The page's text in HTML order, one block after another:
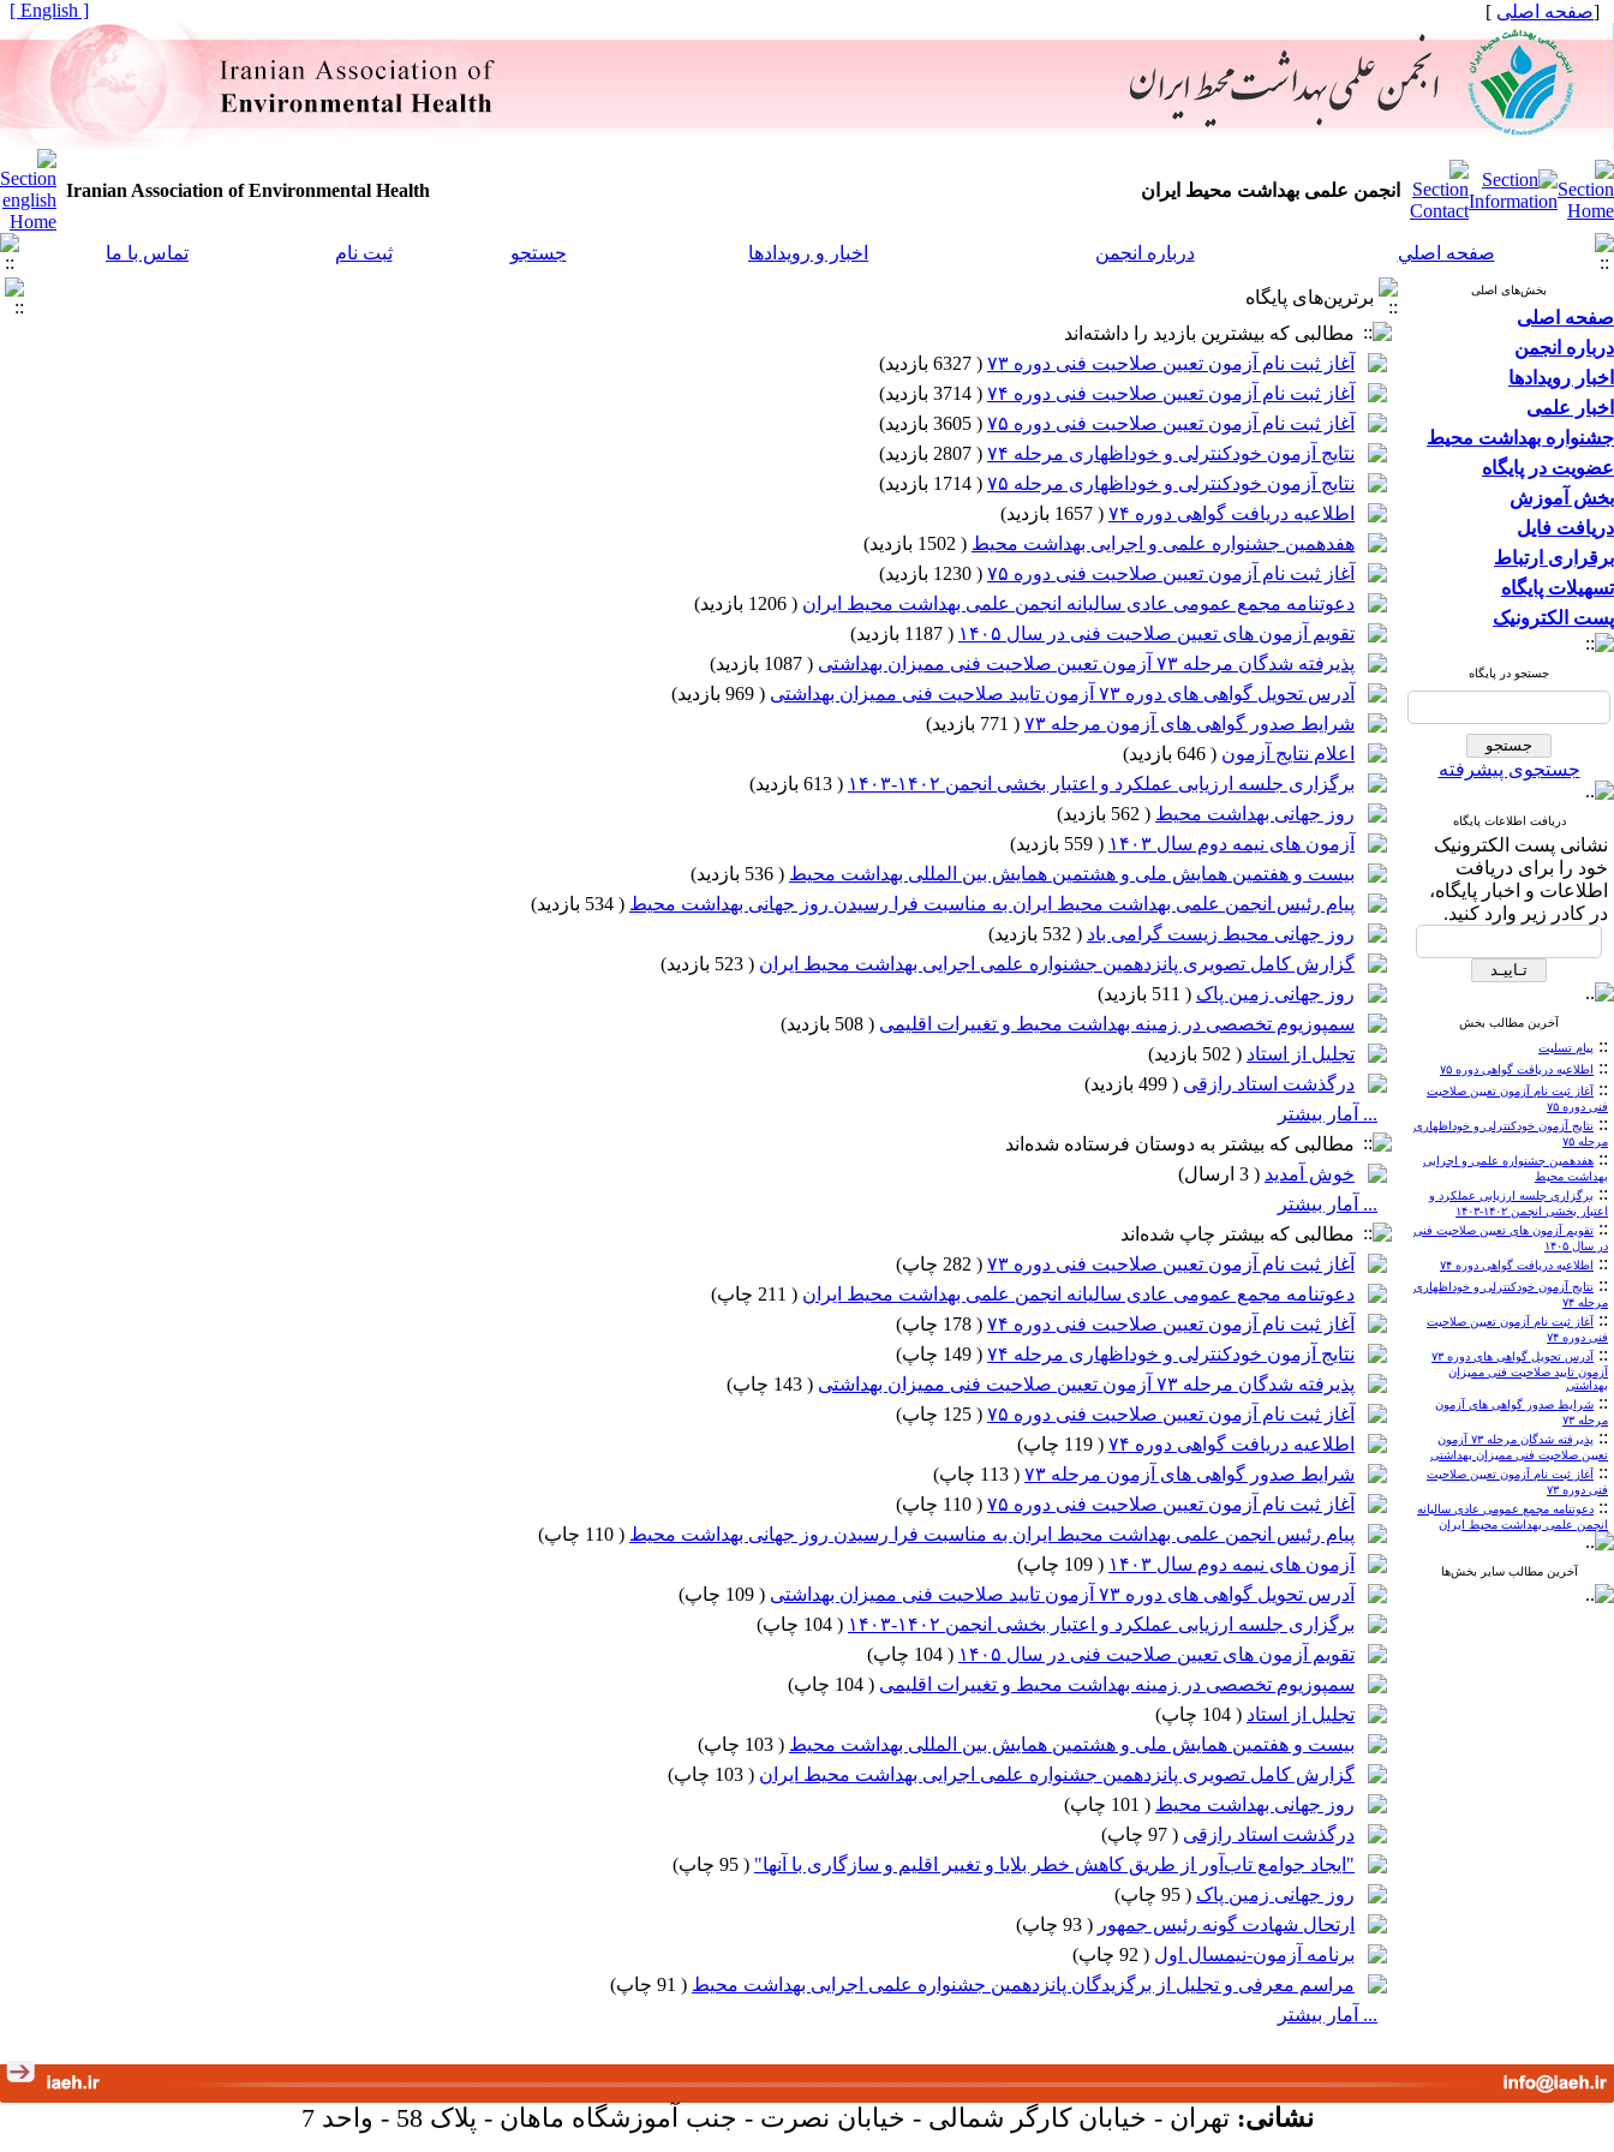
[صفحه اصلی ]
[ English ]
انجمن علمی بهداشت محیط ایران Iranian Association of Environmental Health
صفحه اصلي درباره انجمن اخبار و رویدادها جستجو ثبت نام تماس با ما
بخش‌های اصلی
صفحه اصلی
درباره انجمن
اخبار رویدادها
اخبار علمی
جشنواره بهداشت محیط
عضویت در پایگاه
بخش آموزش
دریافت فایل
برقراری ارتباط
تسهیلات پایگاه
پست الکترونیک
جستجو در پایگاه
جستجوی پیشرفته
دریافت اطلاعات پایگاه
نشانی پست الکترونیک
خود را برای دریافت
اطلاعات و اخبار پایگاه،
در کادر زیر وارد کنید.
آخرین مطالب بخش
:: پیام تسلیت
:: اطلاعیه دریافت گواهی دوره ۷۵
:: آغاز ثبت نام آزمون تعیین صلاحیت
فنی دوره ۷۵
:: نتایج آزمون خودکنترلی و خوداظهاری
مرحله ۷۵
:: هفدهمین جشنواره علمی و اجرایی
بهداشت محیط
:: برگزاری جلسه ارزیابی عملکرد و
اعتبار بخشی انجمن ۱۴۰۲-۱۴۰۳
:: تقویم آزمون های تعیین صلاحیت فنی
در سال ۱۴۰۵
:: اطلاعیه دریافت گواهی دوره ۷۴
:: نتایج آزمون خودکنترلی و خوداظهاری
مرحله ۷۴
:: آغاز ثبت نام آزمون تعیین صلاحیت
فنی دوره ۷۴
::
آدرس تحویل گواهی های دوره ۷۳
آزمون تایید صلاحیت فنی ممیزان
بهداشتی
:: شرایط صدور گواهی های آزمون
مرحله ۷۳
::
پذیرفته شدگان مرحله ۷۳ آزمون
تعیین صلاحیت فنی ممیزان بهداشتی
:: آغاز ثبت نام آزمون تعیین صلاحیت
فنی دوره ۷۳
:: دعوتنامه مجمع عمومی عادی سالیانه
انجمن علمی بهداشت محیط ایران
آخرین مطالب سایر بخش‌ها
برترین‌های پایگاه
مطالبی که بیشترین بازدید را داشته‌اند
آغاز ثبت نام آزمون تعیین صلاحیت فنی دوره ۷۳
(
)
آغاز ثبت نام آزمون تعیین صلاحیت فنی دوره ۷۴
(
)
آغاز ثبت نام آزمون تعیین صلاحیت فنی دوره ۷۵
(
)
نتایج آزمون خودکنترلی و خوداظهاری مرحله ۷۴
(
)
نتایج آزمون خودکنترلی و خوداظهاری مرحله ۷۵
(
)
اطلاعیه دریافت گواهی دوره ۷۴
(
)
هفدهمین جشنواره علمی و اجرایی بهداشت محیط (
)
آغاز ثبت نام آزمون تعیین صلاحیت فنی دوره ۷۵
(
)
دعوتنامه مجمع عمومی عادی سالیانه انجمن علمی بهداشت محیط ایران (
)
تقویم آزمون های تعیین صلاحیت فنی در سال ۱۴۰۵
(
)
پذیرفته شدگان مرحله ۷۳ آزمون تعیین صلاحیت فنی ممیزان بهداشتی
(
)
آدرس تحویل گواهی های دوره ۷۳ آزمون تایید صلاحیت فنی ممیزان بهداشتی
(
)
شرایط صدور گواهی های آزمون مرحله ۷۳
(
)
اعلام نتایج آزمون (
)
برگزاری جلسه ارزیابی عملکرد و اعتبار بخشی انجمن ۱۴۰۲-۱۴۰۳
(
)
روز جهانی بهداشت محیط (
)
آزمون های نیمه دوم سال ۱۴۰۳
(
)
بیست و هفتمین همایش ملی و هشتمین همایش بین المللی بهداشت محیط (
)
پیام رئیس انجمن علمی بهداشت محیط ایران به مناسبت فرا رسیدن روز جهانی بهداشت محیط​​​​​​​ (
)
روز جهانی محیط زیست گرامی باد (
)
گزارش کامل تصویری پانزدهمین جشنواره علمی اجرایی بهداشت محیط ایران (
)
روز جهانی زمین پاک (
)
سمپوزیوم تخصصی در زمینه بهداشت محیط و تغییرات اقلیمی (
)
تجلیل از استاد (
)
درگذشت استاد رازقی (
)
... آمار بیشتر
مطالبی که بیشتر به دوستان فرستاده شده‌اند
خوش آمدید (
)
... آمار بیشتر
مطالبی که بیشتر چاپ شده‌اند
آغاز ثبت نام آزمون تعیین صلاحیت فنی دوره ۷۳
(
)
دعوتنامه مجمع عمومی عادی سالیانه انجمن علمی بهداشت محیط ایران (
)
آغاز ثبت نام آزمون تعیین صلاحیت فنی دوره ۷۴
(
)
نتایج آزمون خودکنترلی و خوداظهاری مرحله ۷۴
(
)
پذیرفته شدگان مرحله ۷۳ آزمون تعیین صلاحیت فنی ممیزان بهداشتی
(
)
آغاز ثبت نام آزمون تعیین صلاحیت فنی دوره ۷۵
(
)
اطلاعیه دریافت گواهی دوره ۷۴
(
)
شرایط صدور گواهی های آزمون مرحله ۷۳
(
)
آغاز ثبت نام آزمون تعیین صلاحیت فنی دوره ۷۵
(
)
پیام رئیس انجمن علمی بهداشت محیط ایران به مناسبت فرا رسیدن روز جهانی بهداشت محیط​​​​​​​ (
)
آزمون های نیمه دوم سال ۱۴۰۳
(
)
آدرس تحویل گواهی های دوره ۷۳ آزمون تایید صلاحیت فنی ممیزان بهداشتی
(
)
برگزاری جلسه ارزیابی عملکرد و اعتبار بخشی انجمن ۱۴۰۲-۱۴۰۳
(
)
تقویم آزمون های تعیین صلاحیت فنی در سال ۱۴۰۵
(
)
سمپوزیوم تخصصی در زمینه بهداشت محیط و تغییرات اقلیمی (
)
تجلیل از استاد (
)
بیست و هفتمین همایش ملی و هشتمین همایش بین المللی بهداشت محیط (
)
گزارش کامل تصویری پانزدهمین جشنواره علمی اجرایی بهداشت محیط ایران (
)
روز جهانی بهداشت محیط (
)
درگذشت استاد رازقی (
)
"ایجاد جوامع تاب‌آور از طریق کاهش خطر بلایا و تغییر اقلیم و سازگاری با آنها" (
)
روز جهانی زمین پاک (
)
ارتحال شهادت گونه رئیس جمهور (
)
برنامه آزمون-نیمسال اول (
)
مراسم معرفی و تجلیل از برگزیدگان پانزدهمین جشنواره علمی اجرایی بهداشت محیط (
)
... آمار بیشتر
نشانی: تهران - خیابان کارگر شمالی - خیابان نصرت - جنب آموزشگاه ماهان - پلاک 58 - واحد 7